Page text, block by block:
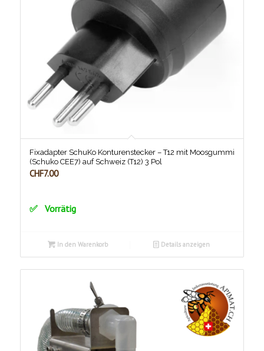
Fixadapter SchuKo Konturenstecker – T12 mit Moosgummi
(Schuko CEE7) auf Schweiz (T12) 3 Pol
CHF7.00
Vorrätig
In den Warenkorb Details anzeigen